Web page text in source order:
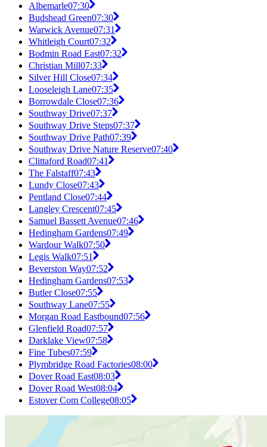
Albemarle07:30
Budshead Green07:30
Warwick Avenue07:31
Whitleigh Court07:32
Bodmin Road East07:32
Christian Mill07:33
Silver Hill Close07:34
Looseleigh Lane07:35
Borrowdale Close07:36
Southway Drive07:37
Southway Drive Steps07:37
Southway Drive Path07:39
Southway Drive Nature Reserve07:40
Clittaford Road07:41
The Falstaff07:43
Lundy Close07:43
Pentland Close07:44
Langley Crescent07:45
Samuel Bassett Avenue07:46
Hedingham Gardens07:49
Wardour Walk07:50
Legis Walk07:51
Beverston Way07:52
Hedingham Gardens07:53
Butler Close07:55
Southway Lane07:55
Morgan Road Eastbound07:56
Glenfield Road07:57
Darklake View07:58
Fine Tubes07:59
Plymbridge Road Factories08:00
Dover Road East08:03
Dover Road West08:04
Estover Com College08:05